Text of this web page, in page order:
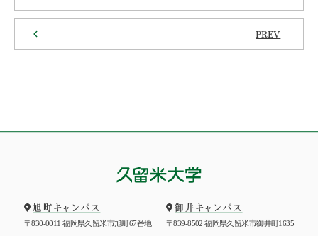
PREV
旭町キャンパス
〒830-0011 福岡県久留米市旭町67番地
御井キャンパス
〒839-8502 福岡県久留米市御井町1635